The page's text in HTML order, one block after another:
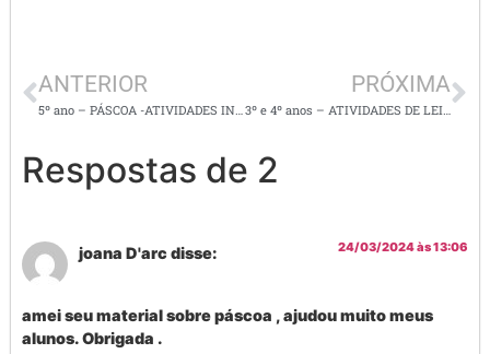
ANTERIOR
5º ano – PÁSCOA -ATIVIDADES INTERDISCIPLINARES DE L.PORTUGUESA E ENS. RELIGIOSO
PRÓXIMA
3º e 4º anos – ATIVIDADES DE LEITURA E INTERPRETAÇÃO DE TEXTO / encontros consonantais
Respostas de 2
joana D'arcdisse: 24/03/2024 às 13:06
amei seu material sobre páscoa , ajudou muito meus
alunos. Obrigada .